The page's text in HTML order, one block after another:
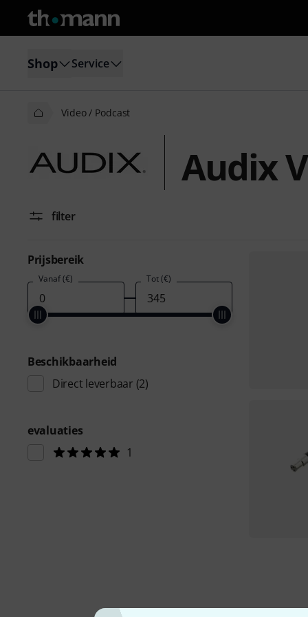
Shop Service
Video / Podcast
Audix
filter
Prijsbereik
Vanaf (€) Tot (€)
Beschikbaarheid
Direct leverbaar (2)
evaluaties
1